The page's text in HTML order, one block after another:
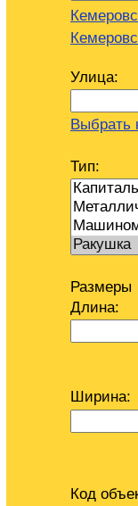
Улица:
Выбрать
Тип:
Размеры
Длина:
Ширина:
Код